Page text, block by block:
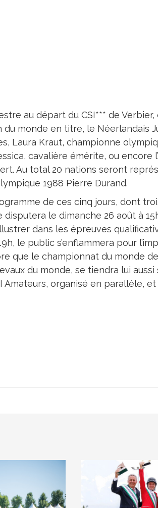
au départ du CSI*** de
monde en titre, le Néerlandais
Laura Kraut, championne
cavalière émérite, ou encore
Au total 20 nations seront
1988 Pierre Durand.
de ces cinq jours, dont
le dimanche 26 août à
dans les épreuves
le public s’enflammera pour
que le championnat du monde
du monde, se tiendra lui aussi
Amateurs, organisé en parallèle,